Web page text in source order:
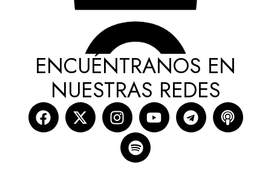
ENCUÉNTRANOS EN
NUESTRAS REDES